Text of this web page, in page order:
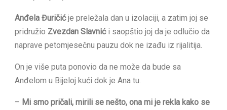
Anđela Đuričićje preležala dan u izolaciji, a zatim joj se
pridružio Zvezdan Slavnići saopštio joj da je odlučio da
naprave petomjesečnu pauzu dok ne izađu iz rijalitija.
On je više puta ponovio da ne može da bude sa
Anđelom u Bijeloj kući dok je Ana tu.
– Mi smo pričali, mirili se nešto, ona mi je rekla kako se